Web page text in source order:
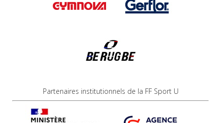
Partenaires institutionnels de la FF Sport U